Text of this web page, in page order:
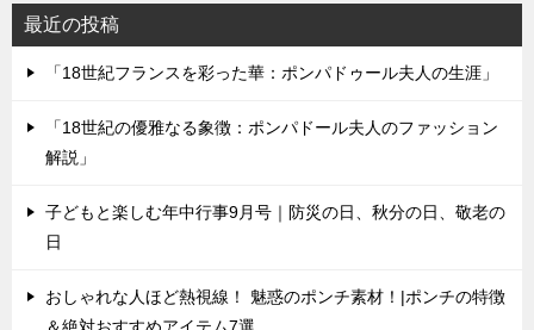
最近の投稿
「18世紀フランスを彩った華：ポンパドゥール夫人の生涯」
「18世紀の優雅なる象徴：ポンパドール夫人のファッション
解説」
子どもと楽しむ年中行事9月号｜防災の日、秋分の日、敬老の
日
おしゃれな人ほど熱視線！ 魅惑のポンチ素材！|ポンチの特徴
＆絶対おすすめアイテム7選